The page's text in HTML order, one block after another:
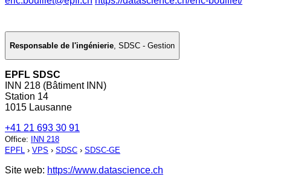
Responsable de l'ingénierie, SDSC - Gestion
EPFL SDSC
INN 218 (Bâtiment INN)
Station 14
1015 Lausanne
+41 21 693 30 91
Office:
INN 218
EPFL › VPS › SDSC › SDSC-GE
Site web: https://www.datascience.ch